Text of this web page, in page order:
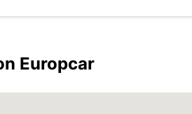
Europcar